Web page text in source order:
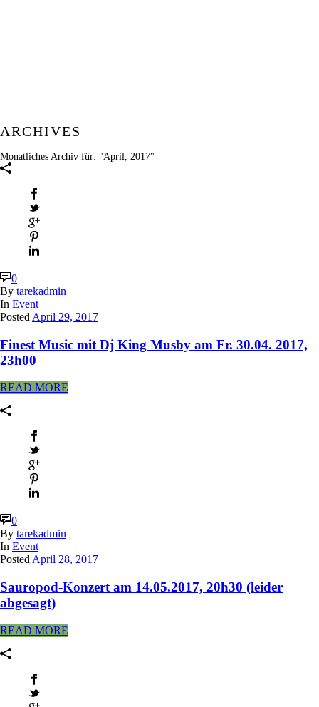
ARCHIVES
Monatliches Archiv für: "April, 2017"
0
By tarekadmin
In Event
Posted April 29, 2017
Finest Music mit Dj King Musby am Fr. 30.04. 2017,
23h00
READ MORE
0
By tarekadmin
In Event
PostedApril 28, 2017
Sauropod-Konzert am 14.05.2017, 20h30 (leider
abgesagt)
READ MORE